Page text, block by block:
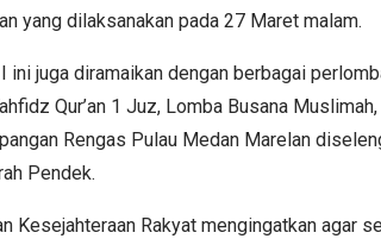
yang dilaksanakan pada 27 Maret malam.
ini juga diramaikan dengan berbagai
Qur’an 1 Juz, Lomba Busana
Rengas Pulau Medan Marelan
Pendek.
Kesejahteraan Rakyat mengingatkan agar